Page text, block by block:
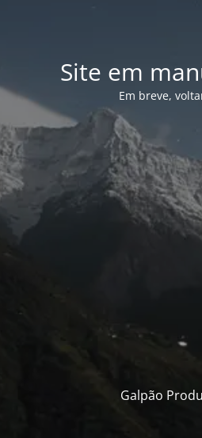
Site em
Em breve,
Galpão